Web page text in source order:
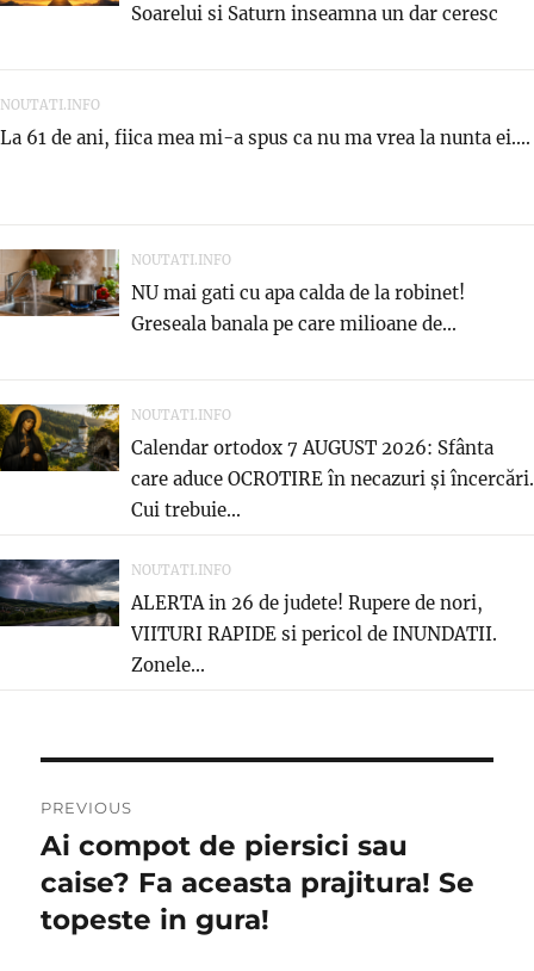
Soarelui si Saturn inseamna un dar ceresc
NOUTATI.INFO
La 61 de ani, fiica mea mi-a spus ca nu ma vrea la nunta ei....
NOUTATI.INFO
NU mai gati cu apa calda de la robinet!
Greseala banala pe care milioane de...
NOUTATI.INFO
Calendar ortodox 7 AUGUST 2026: Sfânta
care aduce OCROTIRE în necazuri și încercări.
Cui trebuie...
NOUTATI.INFO
ALERTA in 26 de judete! Rupere de nori,
VIITURI RAPIDE si pericol de INUNDATII.
Zonele...
navigation
PREVIOUS
Previous
post:
Ai compot de piersici sau
caise? Fa aceasta prajitura! Se
topeste in gura!